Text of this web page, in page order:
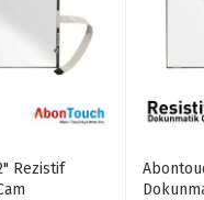
Rezistif